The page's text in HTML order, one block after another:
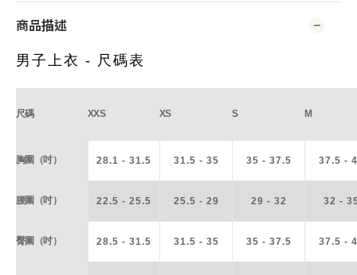
商品描述
男子上衣 - 尺碼表
尺碼 XXS XS S M
胸圍（吋） 28.1 - 31.5 31.5 - 35 35 - 37.5 37.5 -
腰圍（吋） 22.5 - 25.5 25.5 - 29 29 - 32 32 -
臀圍（吋） 28.5 - 31.5 31.5 - 35 35 - 37.5 37.5 -